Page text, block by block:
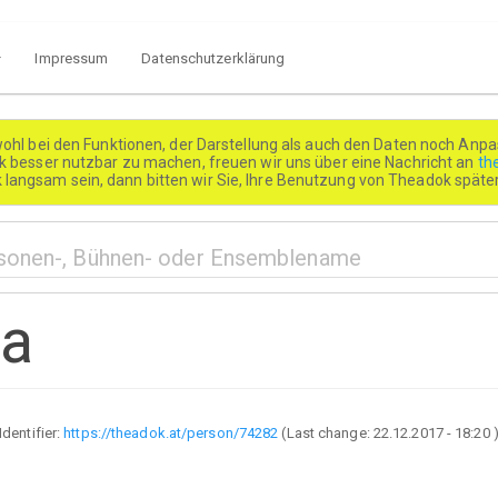
Impressum Datenschutzerklärung
bei den Funktionen, der Darstellung als auch den Daten noch
besser nutzbar zu machen, freuen wir uns über eine Nachricht an
sein, dann bitten wir Sie, Ihre Benutzung von Theadok
Identifier:https://theadok.at/person/74282 (Last change: 22.12.2017 - 18:20)